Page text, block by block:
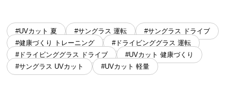
#UVカット 夏 #サングラス 運転
#サングラス ドライブ
#健康づくり トレーニング
#ドライビンググラス 運転
#ドライビンググラス ドライブ
#UVカット 健康づくり
#サングラス UVカット
#UVカット 軽量